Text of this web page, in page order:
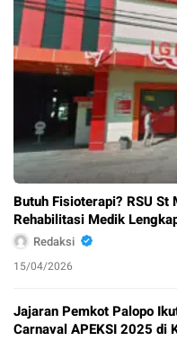
Butuh Fisioterapi? RSU St
Rehabilitasi Medik
Redaksi
15/04/2026
Jajaran Pemkot Palopo
Carnaval APEKSI 2025 di